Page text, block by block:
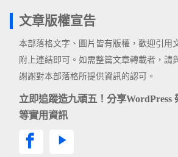
文章版權宣告
本部落格文字、圖片皆有版權，歡迎引用
附上連結即可。如需整篇文章轉載者，請
謝謝對本部落格所提供資訊的認可。
立即追蹤造九頑五！分享WordPress
等實用資訊